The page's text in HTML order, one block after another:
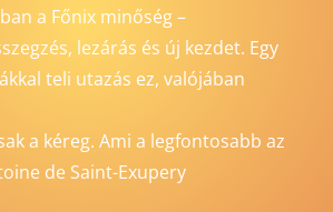
a Főnix minőség –
lezárás és új kezdet. Egy
teli utazás ez, valójában
a kéreg. Ami a legfontosabb az
de Saint-Exupery